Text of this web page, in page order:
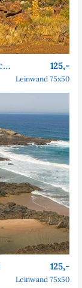
Namibian Sci-Fi – Die Wächter von Köcher Prime 125,-
Leinwand 75x50
125,-
Leinwand 75x50